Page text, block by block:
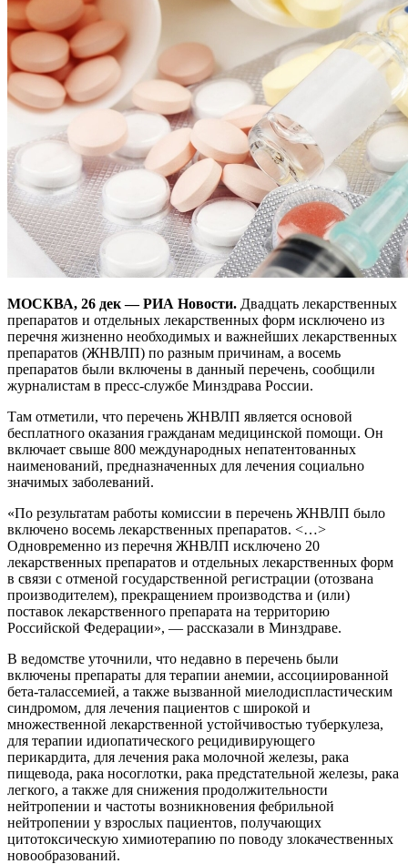
МОСКВА, 26 дек — РИА Новости. Двадцать лекарственных
препаратов и отдельных лекарственных форм исключено из
перечня жизненно необходимых и важнейших лекарственных
препаратов (ЖНВЛП) по разным причинам, а восемь
препаратов были включены в данный перечень, сообщили
журналистам в пресс-службе Минздрава России.
Там отметили, что перечень ЖНВЛП является основой
бесплатного оказания гражданам медицинской помощи. Он
включает свыше 800 международных непатентованных
наименований, предназначенных для лечения социально
значимых заболеваний.
«По результатам работы комиссии в перечень ЖНВЛП было
включено восемь лекарственных препаратов. <…>
Одновременно из перечня ЖНВЛП исключено 20
лекарственных препаратов и отдельных лекарственных форм
в связи с отменой государственной регистрации (отозвана
производителем), прекращением производства и (или)
поставок лекарственного препарата на территорию
Российской Федерации», — рассказали в Минздраве.
В ведомстве уточнили, что недавно в перечень были
включены препараты для терапии анемии, ассоциированной
бета-талассемией, а также вызванной миелодиспластическим
синдромом, для лечения пациентов с широкой и
множественной лекарственной устойчивостью туберкулеза,
для терапии идиопатического рецидивирующего
перикардита, для лечения рака молочной железы, рака
пищевода, рака носоглотки, рака предстательной железы, рака
легкого, а также для снижения продолжительности
нейтропении и частоты возникновения фебрильной
нейтропении у взрослых пациентов, получающих
цитотоксическую химиотерапию по поводу злокачественных
новообразований.